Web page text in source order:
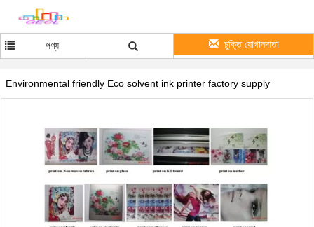
পণ্য চুক্তি যোগানদাতা
Environmental friendly Eco solvent ink printer factory supply